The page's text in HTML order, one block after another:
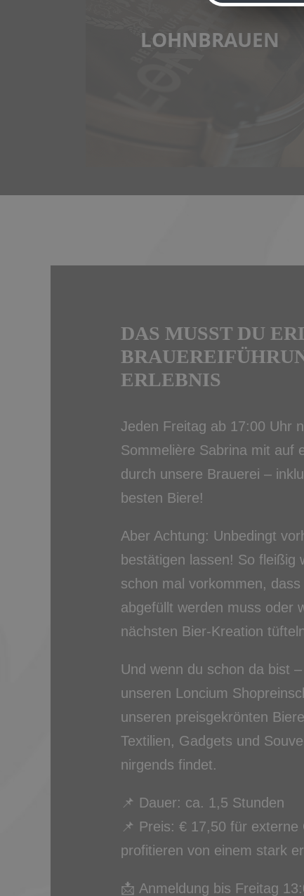
LOHNBRAUEN
DAS MUSST DU
ERLEBNIS
Jeden Freitag ab 17:00 Uhr
Sommelière Sabrina mit auf
durch unsere Brauerei –
besten Biere!
Aber Achtung: Unbedingt
bestätigen lassen! So fleißig
schon mal vorkommen,
abgefüllt werden muss oder
nächsten Bier-Kreation
Und wenn du schon da bist
unseren Loncium
unseren preisgekrönten
Textilien, Gadgets und
nirgends findet.
📌 Dauer: ca. 1,5 Stunden
📌 Preis: € 17,50 für
profitieren von einem stark
📩 Anmeldung bis Freitag